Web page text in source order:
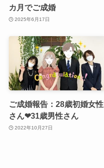
カ月でご成婚
2025年6月17日
ご成婚報告：28歳初婚女性
さん❤31歳男性さん
2022年10月27日